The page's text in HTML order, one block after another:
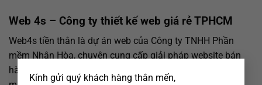
Kính gửi quý khách hàng thân mến,
Web 4s – Công ty thiết kế web giá rẻ TPHCM
Web4s tiền thân là dự án web của Công ty TNHH Phần
mềm Nhân Hòa, chuyên cung cấp giải pháp website bán
hàng online và hệ sinh thái (App Thương mại điện tử, tên